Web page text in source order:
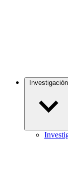
Investigación